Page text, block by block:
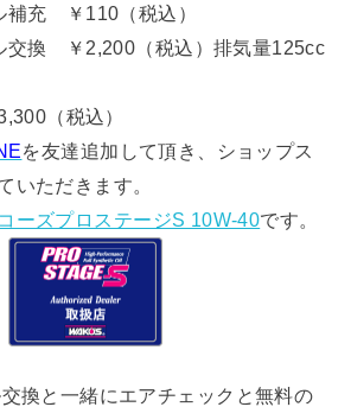
補充 ￥110（税込）
交換 ￥2,200（税込）排気量125cc
（税込）
を友達追加して頂き、ショップス
いただきます。
ーズプロステージS 10W-40です。
換と一緒にエアチェックと無料の